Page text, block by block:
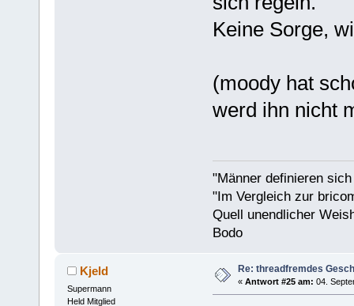
Keine Sorge,
(moody hat
werd ihn nicht
"Männer definieren
"Im Vergleich zur
Quell unendlicher
Bodo
Kjeld
Supermann
Held Mitglied
Re: threadfremdes
« Antwort #25 am: 04.